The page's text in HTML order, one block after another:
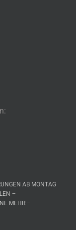
AB MONTAG
–
MEHR –